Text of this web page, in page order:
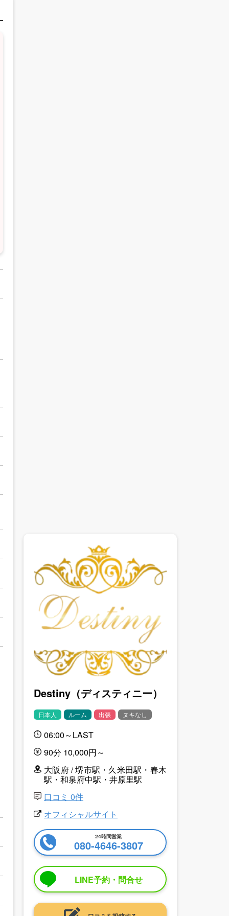
Destiny（ディスティニー）
日本人 ルーム 出張 ヌキなし
06:00～LAST
90分 10,000円～
大阪府 / 堺市駅・久米田駅・春木
駅・和泉府中駅・井原里駅
口コミ 0件
オフィシャルサイト
24時間営業
080-4646-3807
LINE予約・問合せ